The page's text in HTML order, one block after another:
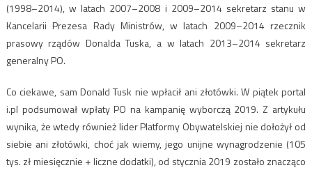
(1998–2014), w latach 2007–2008 i 2009–2014 sekretarz stanu w
Kancelarii Prezesa Rady Ministrów, w latach 2009–2014 rzecznik
prasowy rządów Donalda Tuska, a w latach 2013–2014 sekretarz
generalny PO.
Co ciekawe, sam Donald Tusk nie wpłacił ani złotówki. W piątek portal
i.pl podsumował wpłaty PO na kampanię wyborczą 2019. Z artykułu
wynika, że wtedy również lider Platformy Obywatelskiej nie dołożył od
siebie ani złotówki, choć jak wiemy, jego unijne wynagrodzenie (105
tys. zł miesięcznie + liczne dodatki), od stycznia 2019 zostało znacząco